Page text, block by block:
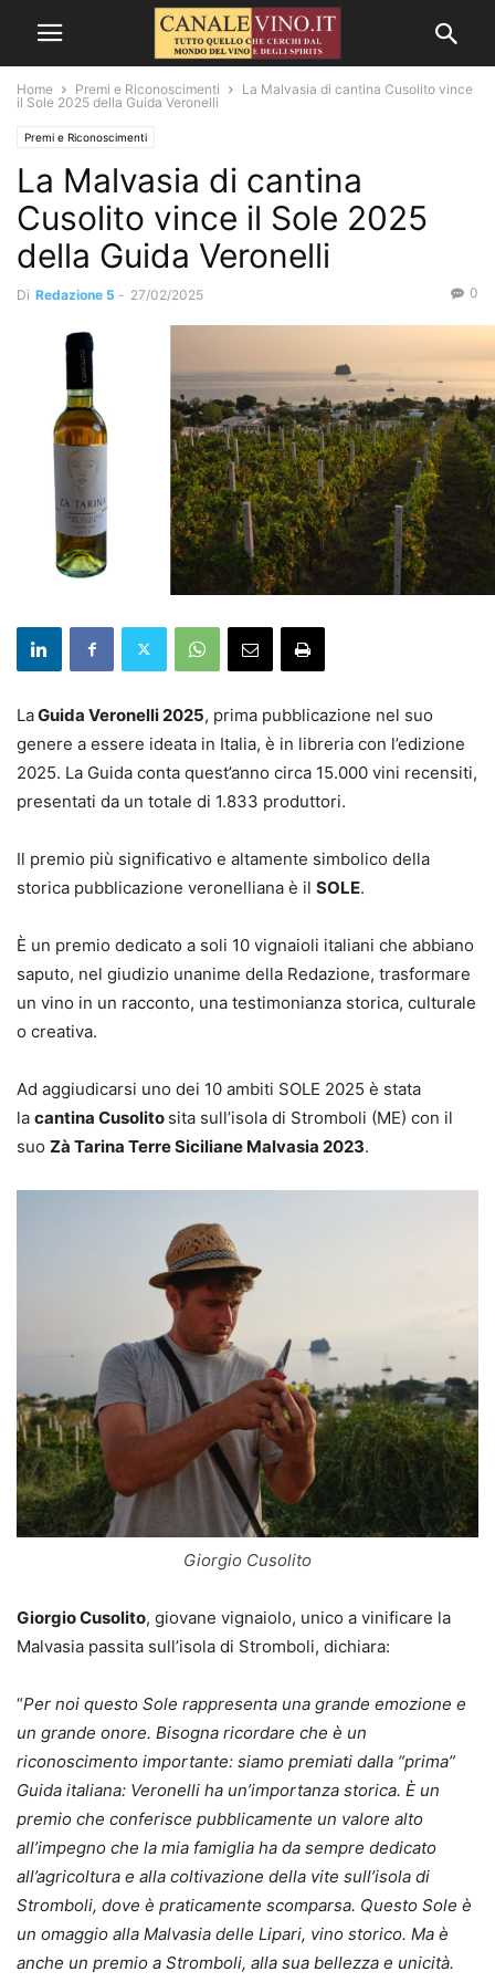
Home Premi e Riconoscimenti
La Malvasia di cantina Cusolito vince
il Sole 2025 della Guida Veronelli
Premi e Riconoscimenti
La Malvasia di cantina
Cusolito vince il Sole 2025
della Guida Veronelli
Di Redazione 5 - 27/02/2025 0
LaGuida Veronelli 2025, prima pubblicazione nel suo
genere a essere ideata in Italia, è in libreria con l’edizione
2025. La Guida conta quest’anno circa 15.000 vini recensiti,
presentati da un totale di 1.833 produttori.
Il premio più significativo e altamente simbolico della
storica pubblicazione veronelliana è il SOLE.
È un premio dedicato a soli 10 vignaioli italiani che abbiano
saputo, nel giudizio unanime della Redazione, trasformare
un vino in un racconto, una testimonianza storica, culturale
o creativa.
Ad aggiudicarsi uno dei 10 ambiti SOLE 2025 è stata
la cantina Cusolito sita sull’isola di Stromboli (ME) con il
suo Zà Tarina Terre Siciliane Malvasia 2023.
Giorgio Cusolito
Giorgio Cusolito, giovane vignaiolo, unico a vinificare la
Malvasia passita sull’isola di Stromboli, dichiara:
“Per noi questo Sole rappresenta una grande emozione e
un grande onore. Bisogna ricordare che è un
riconoscimento importante: siamo premiati dalla “prima”
Guida italiana: Veronelli ha un’importanza storica. È un
premio che conferisce pubblicamente un valore alto
all’impegno che la mia famiglia ha da sempre dedicato
all’agricoltura e alla coltivazione della vite sull’isola di
Stromboli, dove è praticamente scomparsa. Questo Sole è
un omaggio alla Malvasia delle Lipari, vino storico. Ma è
anche un premio a Stromboli, alla sua bellezza e unicità.